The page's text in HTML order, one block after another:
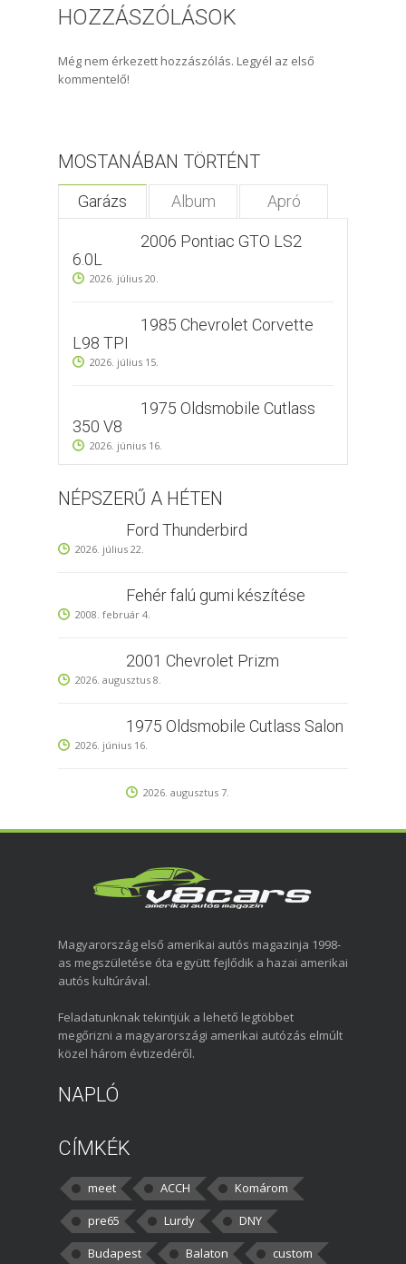
HOZZÁSZÓLÁSOK
Még nem érkezett hozzászólás. Legyél az első
kommentelő!
MOSTANÁBAN TÖRTÉNT
Garázs Album Apró
2006 Pontiac GTO LS2
6.0L
2026. július 20.
1985 Chevrolet Corvette
L98 TPI
2026. július 15.
1975 Oldsmobile Cutlass
350 V8
2026. június 16.
NÉPSZERŰ A HÉTEN
Ford Thunderbird
2026. július 22.
Fehér falú gumi készítése
2008. február 4.
2001 Chevrolet Prizm
2026. augusztus 8.
1975 Oldsmobile Cutlass Salon
2026. június 16.
2026. augusztus 7.
Magyarország első amerikai autós magazinja 1998-
as megszületése óta együtt fejlődik a hazai amerikai
autós kultúrával.
Feladatunknak tekintjük a lehető legtöbbet
megőrizni a magyarországi amerikai autózás elmúlt
közel három évtizedéről.
NAPLÓ
CÍMKÉK
meet ACCH
Komárom
pre65
Lurdy
DNY
Budapest
Balaton custom